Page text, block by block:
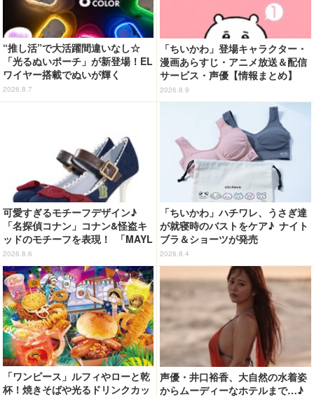
“推し活”で大活躍間違いなし☆
「光るぬいポーチ」が新登場！EL
ワイヤー搭載でぬいが輝く
2026.8.7
「ちいかわ」登場キャラクター・
漫画あらすじ・アニメ放送＆配信
サービス・声優【情報まとめ】
2026.8.9
可愛すぎるモチーフデザイン♪
「名探偵コナン」コナン&怪盗キ
ッドのモチーフを表現！ 「MAYL
A」パンプスがセール実施中【3
0％オフセール】
2026.8.6
「ちいかわ」ハチワレ、うさぎ達
が就寝時のバストをケア♪ ナイト
ブラ＆ショーツが発売
2026.8.4
「ワンピース」ルフィやローと乾
杯！焼きそばや光るドリンクカッ
声優・井口裕香、大自然の水着姿
からムーディーなホテルまで…♪